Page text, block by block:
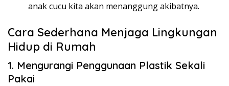
anak cucu kita akan menanggung akibatnya.
Cara Sederhana Menjaga Lingkungan
Hidup di Rumah
1. Mengurangi Penggunaan Plastik Sekali
Pakai